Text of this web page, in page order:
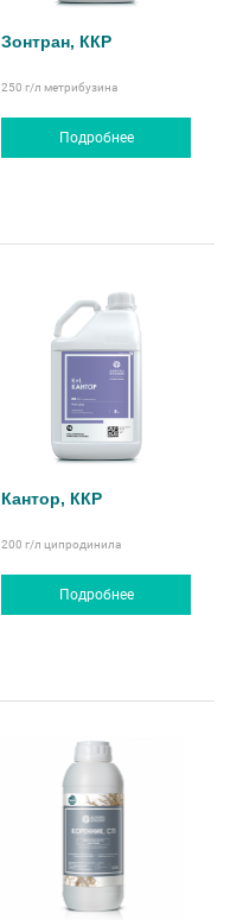
Зонтран, ККР
250 г/л метрибузина
Подробнее
Кантор, ККР
200 г/л ципродинила
Подробнее